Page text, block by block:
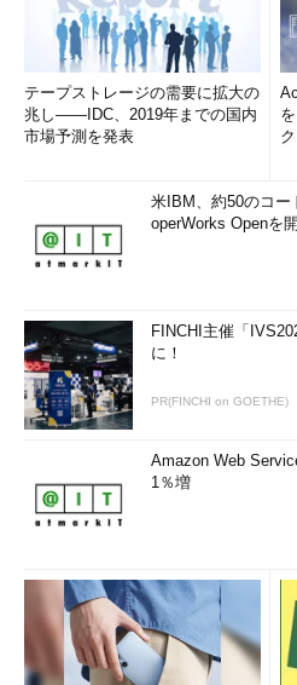
テープストレージの需要に拡大の
兆し――IDC、2019年までの国内
市場予測を発表
米IBM、約50のコー
operWorks Openを
FINCHI主催「
に！
PR(FINCHI on GOETHE)
Amazon Web
1％増